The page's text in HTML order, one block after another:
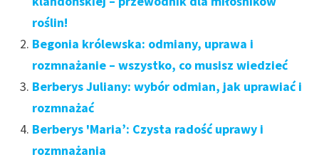
roślin!
Begonia królewska: odmiany, uprawa i
rozmnażanie – wszystko, co musisz wiedzieć
Berberys Juliany: wybór odmian, jak uprawiać i
rozmnażać
Berberys 'Maria’: Czysta radość uprawy i
rozmnażania